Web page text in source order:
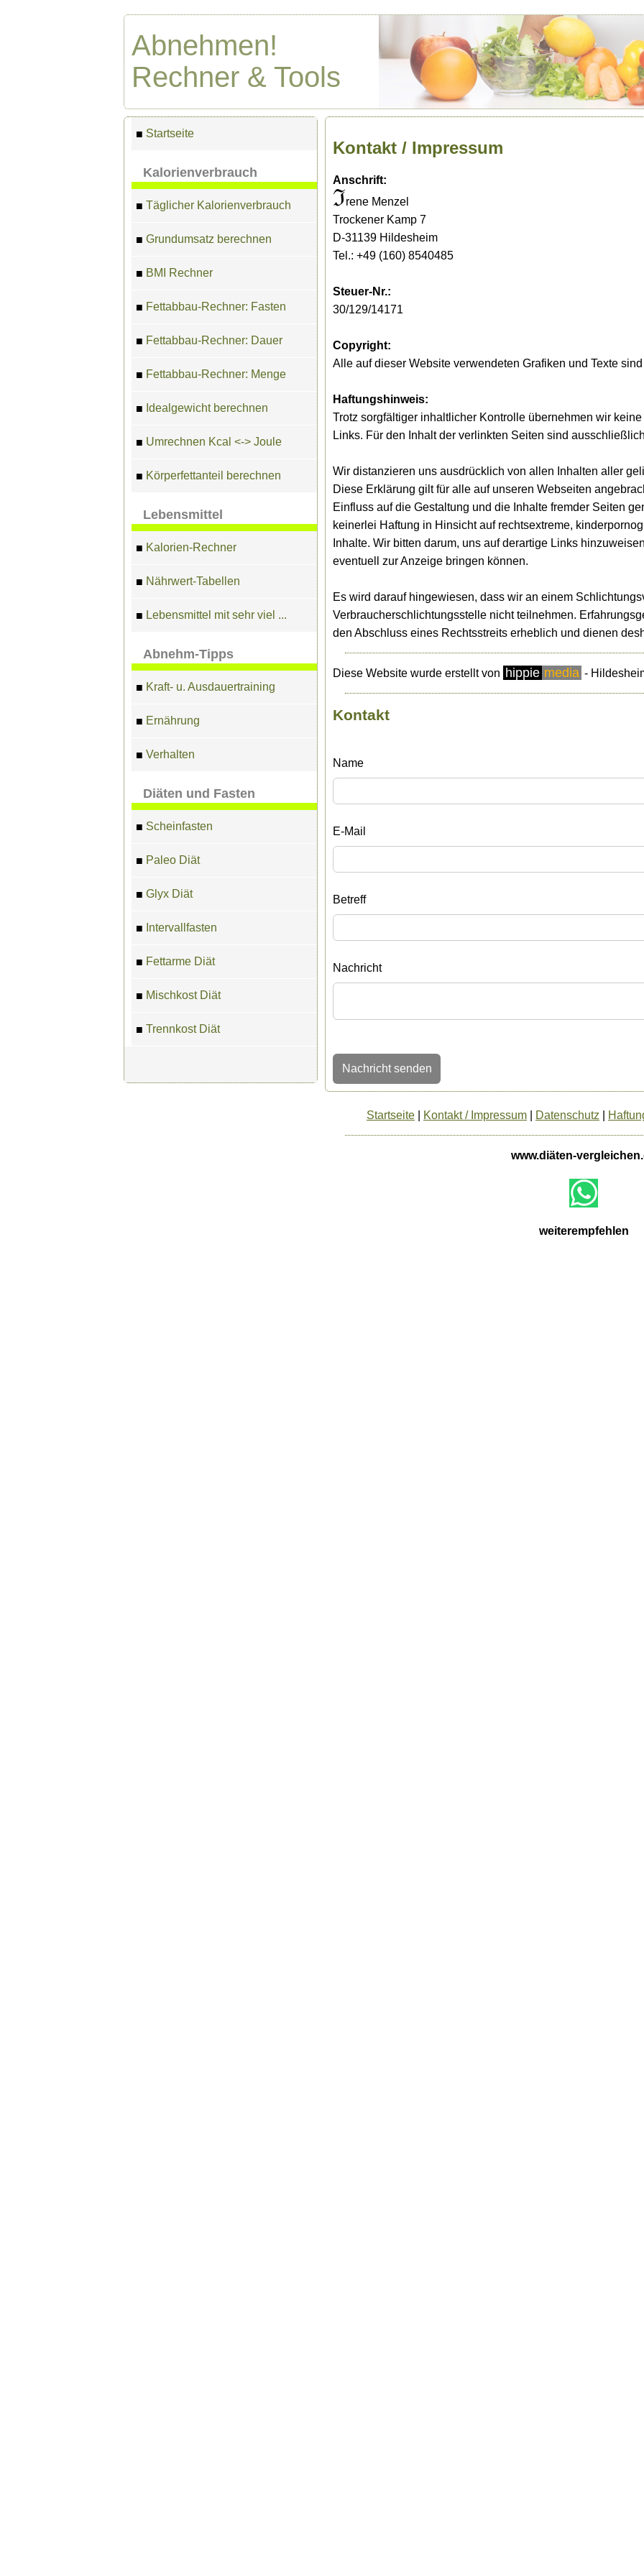
Abnehmen!
Rechner & Tools
■ Startseite
Kalorienverbrauch
■ Täglicher Kalorienverbrauch
■ Grundumsatz berechnen
■ BMI Rechner
■ Fettabbau-Rechner: Fasten
■ Fettabbau-Rechner: Dauer
■ Fettabbau-Rechner: Menge
■ Idealgewicht berechnen
■ Umrechnen Kcal <-> Joule
■ Körperfettanteil berechnen
Lebensmittel
■ Kalorien-Rechner
■ Nährwert-Tabellen
■ Lebensmittel mit sehr viel ...
Abnehm-Tipps
■ Kraft- u. Ausdauertraining
■ Ernährung
■ Verhalten
Diäten und Fasten
■ Scheinfasten
■ Paleo Diät
■ Glyx Diät
■ Intervallfasten
■ Fettarme Diät
■ Mischkost Diät
■ Trennkost Diät
Kontakt / Impressum
Anschrift:
ℑrene Menzel
Trockener Kamp 7
D-31139 Hildesheim
Tel.: +49 (160) 8540485
Steuer-Nr.:
30/129/14171
Copyright:
Alle auf dieser Website verwendeten Grafiken und Texte
Haftungshinweis:
Trotz sorgfältiger inhaltlicher Kontrolle übernehmen wir
Links. Für den Inhalt der verlinkten Seiten sind
Wir distanzieren uns ausdrücklich von allen Inhalten aller
Diese Erklärung gilt für alle auf unseren Webseiten
Einfluss auf die Gestaltung und die Inhalte fremder Seiten
keinerlei Haftung in Hinsicht auf rechtsextreme,
Inhalte. Wir bitten darum, uns auf derartige Links
eventuell zur Anzeige bringen können.
Es wird darauf hingewiesen, dass wir an einem
Verbraucherschlichtungsstelle nicht teilnehmen.
den Abschluss eines Rechtsstreits erheblich und dienen
Diese Website wurde erstellt von hippie media -
Kontakt
Name
E-Mail
Betreff
Nachricht
Nachricht senden
Startseite Kontakt / Impressum Datenschutz
www.diäten-
weiterempfehlen